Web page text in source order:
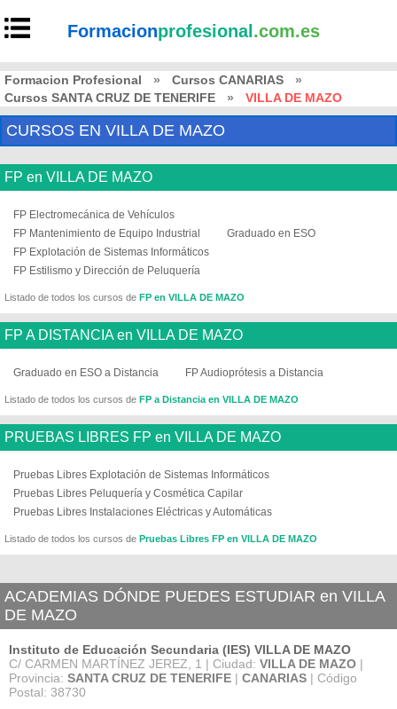
Formacionprofesional .com.es
Formacion Profesional » Cursos CANARIAS
»
Cursos SANTA CRUZ DE TENERIFE
» VILLA DE MAZO
CURSOS EN VILLA DE MAZO
FP en VILLA DE MAZO
FP Electromecánica de Vehículos
FP Mantenimiento de Equipo Industrial
Graduado en ESO
FP Explotación de Sistemas Informáticos
FP Estilismo y Dirección de Peluquería
Listado de todos los cursos de FP en VILLA DE MAZO
FP A DISTANCIA en VILLA DE MAZO
Graduado en ESO a Distancia FP Audioprótesis a Distancia
Listado de todos los cursos de FP a Distancia en VILLA DE MAZO
PRUEBAS LIBRES FP en VILLA DE MAZO
Pruebas Libres Explotación de Sistemas Informáticos
Pruebas Libres Peluquería y Cosmética Capilar
Pruebas Libres Instalaciones Eléctricas y Automáticas
Listado de todos los cursos de Pruebas Libres FP en VILLA DE MAZO
ACADEMIAS DÓNDE PUEDES ESTUDIAR en VILLA
DE MAZO
Instituto de Educación Secundaria (IES) VILLA DE MAZO
C/ CARMEN MARTÍNEZ JEREZ, 1 | Ciudad: VILLA DE MAZO |
Provincia: SANTA CRUZ DE TENERIFE | CANARIAS | Código
Postal: 38730